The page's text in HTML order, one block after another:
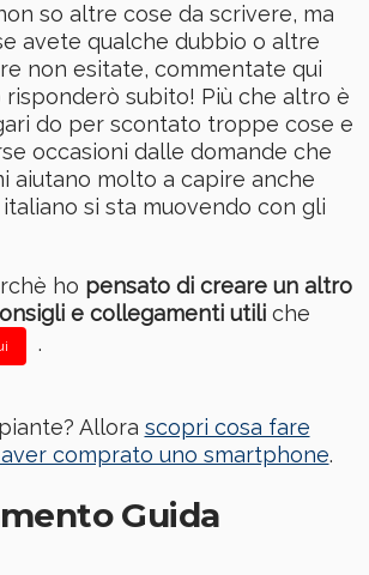
so altre cose da scrivere, ma
avete qualche dubbio o altre
non esitate, commentate qui
subito! Più che altro è
do per scontato troppe cose e
occasioni dalle domande che
aiutano molto a capire anche
si sta muovendo con gli
ho pensato di creare un altro
e collegamenti utili che
.
Allora scopri cosa fare
comprato uno smartphone.
Guida